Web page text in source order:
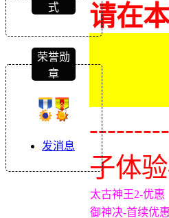
式
荣誉勋
章
发消息
请在
子体
太古神王2-优惠
御神决-首续优惠